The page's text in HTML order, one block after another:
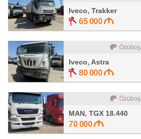
Iveco, Trakker
65 000
Iveco, Astra
80 000
MAN, TGX 18.440
70 000